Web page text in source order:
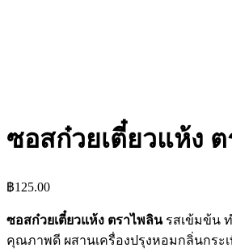
ซอสก๋วยเตี๋ยวแห้ง
฿125.00
ซอสก๋วยเตี๋ยวแห้ง ตราไพลินรสเข้มข้น
คุณภาพดี ผสานเครื่องปรุงหอมกลิ่นกระ